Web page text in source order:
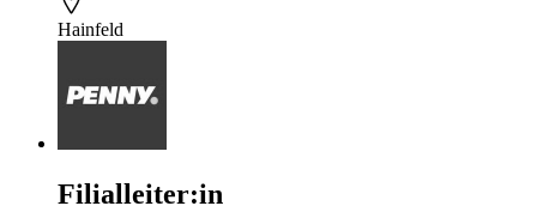
Hainfeld
Filialleiter:in